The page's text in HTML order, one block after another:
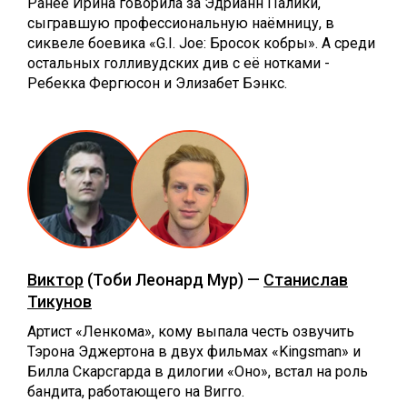
сыгравшую профессиональную наёмницу, в
сиквеле боевика «G.I. Joe: Бросок кобры». А среди
остальных голливудских див с её нотками -
Ребекка Фергюсон и Элизабет Бэнкс.
Виктор (Тоби Леонард Мур) — Станислав
Тикунов
Артист «Ленкома», кому выпала честь озвучить
Тэрона Эджертона в двух фильмах «Kingsman» и
Билла Скарсгарда в дилогии «Оно», встал на роль
бандита, работающего на Вигго.